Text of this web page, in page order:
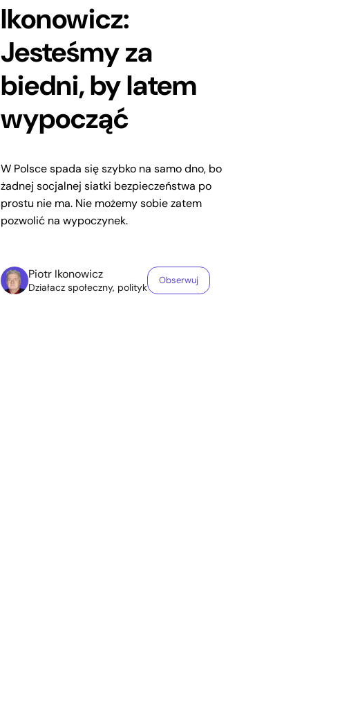
Ikonowicz:
Jesteśmy za
biedni, by latem
wypocząć
W Polsce spada się szybko na samo dno, bo
żadnej socjalnej siatki bezpieczeństwa po
prostu nie ma. Nie możemy sobie zatem
pozwolić na wypoczynek.
Piotr Ikonowicz
Działacz społeczny, polityk
Obserwuj